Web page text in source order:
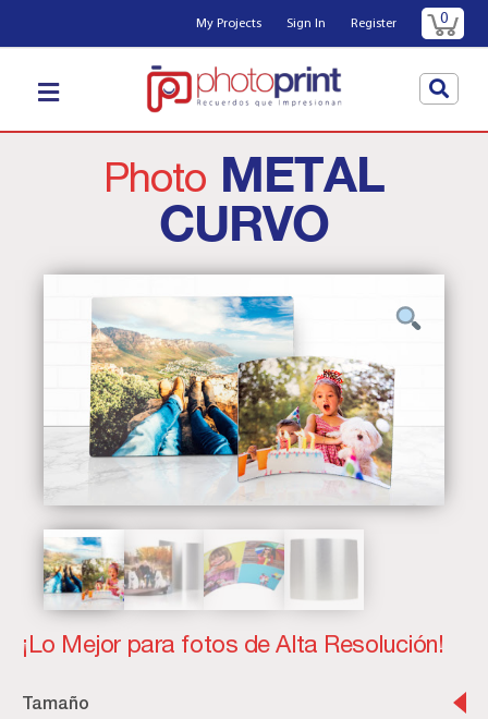
My Projects Sign In Register 0
Photo METAL
CURVO
¡Lo Mejor para fotos de Alta Resolución!
Tamaño